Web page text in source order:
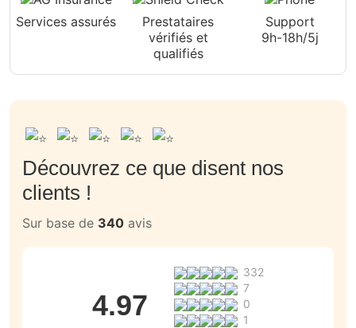
Services assurés
Prestataires
vérifiés et
qualifiés
Support
9h-18h/5j
Découvrez ce que disent nos
clients !
Sur base de 340 avis
4.97
332
7
0
1